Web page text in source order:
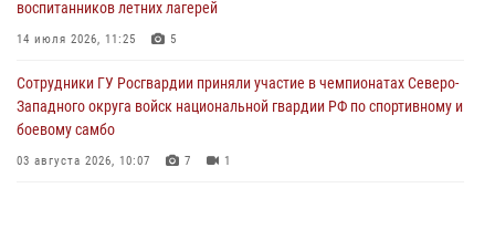
Сотрудники ГУ Росгвардии приняли участие в чемпионатах Северо-
Западного округа войск национальной гвардии РФ по спортивному и
03 августа 2026, 10:07 7 1
воспитанников летних лагерей
14 июля 2026, 11:25 5
Сотрудники ГУ Росгвардии приняли участие в чемпионатах Северо-
Западного округа войск национальной гвардии РФ по спортивному и
боевому самбо
03 августа 2026, 10:07 7 1